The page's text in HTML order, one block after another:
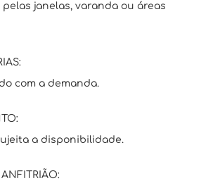
janelas, varanda ou áreas
com a demanda.
a disponibilidade.